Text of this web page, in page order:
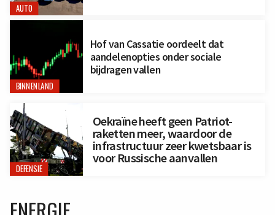
AUTO
BINNENLAND
Hof van Cassatie oordeelt dat
aandelenopties onder sociale
bijdragen vallen
DEFENSIE
Oekraïne heeft geen Patriot-
raketten meer, waardoor de
infrastructuur zeer kwetsbaar is
voor Russische aanvallen